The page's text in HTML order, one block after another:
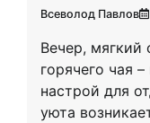
Всеволод Павлов
Вечер, мягкий
горячего чая
настрой для
уюта